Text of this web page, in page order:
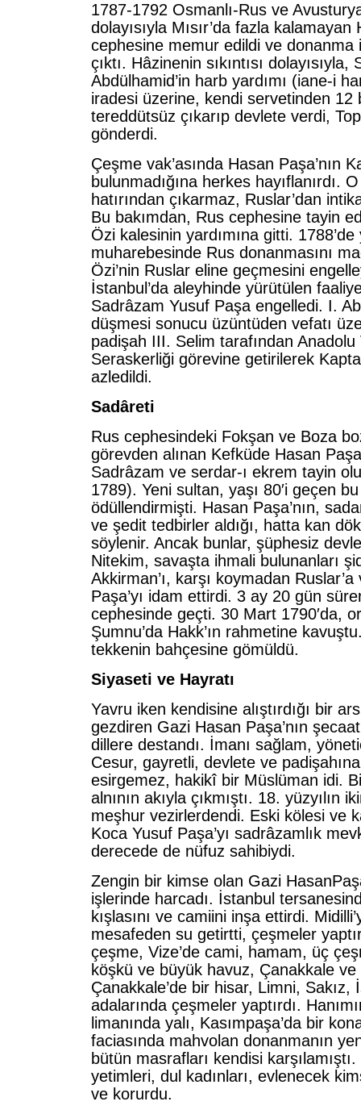
1787-1792 Osmanlı-Rus ve
dolayısıyla Mısır’da fazla
cephesine memur edildi ve donanma
çıktı. Hâzinenin sıkıntısı dolayısıyla,
Abdülhamid’in harb yardımı (iane-i
iradesi üzerine, kendi servetinden 12
tereddütsüz çıkarıp devlete verdi,
gönderdi.
Çeşme vak’asında Hasan Paşa’nın
bulunmadığına herkes hayıflanırdı.
hatırından çıkarmaz, Ruslar’dan
Bu bakımdan, Rus cephesine tayin
Özi kalesinin yardımına gitti. 1788’de
muharebesinde Rus donanmasını
Özi’nin Ruslar eline geçmesini
İstanbul’da aleyhinde yürütülen
Sadrâzam Yusuf Paşa engelledi. I.
düşmesi sonucu üzüntüden vefatı
padişah III. Selim tarafından
Seraskerliği görevine getirilerek
azledildi.
Sadâreti
Rus cephesindeki Fokşan ve Boza
görevden alınan Kefküde Hasan
Sadrâzam ve serdar-ı ekrem tayin
1789). Yeni sultan, yaşı 80′i geçen
ödüllendirmişti. Hasan Paşa’nın,
ve şedit tedbirler aldığı, hatta kan
söylenir. Ancak bunlar, şüphesiz
Nitekim, savaşta ihmali bulunanları
Akkirman’ı, karşı koymadan
Paşa’yı idam ettirdi. 3 ay 20 gün
cephesinde geçti. 30 Mart 1790′da,
Şumnu’da Hakk’ın rahmetine
tekkenin bahçesine gömüldü.
Siyaseti ve Hayratı
Yavru iken kendisine alıştırdığı bir
gezdiren Gazi Hasan Paşa’nın
dillere destandı. İmanı sağlam,
Cesur, gayretli, devlete ve
esirgemez, hakikî bir Müslüman idi.
alnının akıyla çıkmıştı. 18. yüzyılın
meşhur vezirlerdendi. Eski kölesi ve
Koca Yusuf Paşa’yı sadrâzamlık
derecede de nüfuz sahibiydi.
Zengin bir kimse olan Gazi
işlerinde harcadı. İstanbul
kışlasını ve camiini inşa ettirdi.
mesafeden su getirtti, çeşmeler
çeşme, Vize’de cami, hamam, üç
köşkü ve büyük havuz, Çanakkale ve
Çanakkale’de bir hisar, Limni,
adalarında çeşmeler yaptırdı.
limanında yalı, Kasımpaşa’da bir
faciasında mahvolan donanmanın
bütün masrafları kendisi
yetimleri, dul kadınları, evlenecek
ve korurdu.